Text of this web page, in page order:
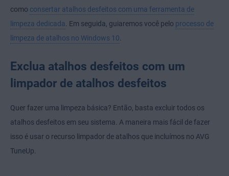
como consertar atalhos desfeitos com uma ferramenta de
limpeza dedicada. Em seguida, guiaremos você pelo processo de
limpeza de atalhos no Windows 10.
Exclua atalhos desfeitos com um
limpador de atalhos desfeitos
Quer fazer uma limpeza básica? Então, basta excluir todos os
atalhos desfeitos em seu sistema. A maneira mais fácil de fazer
isso é usar o recurso limpador de atalhos que incluímos no AVG
TuneUp.